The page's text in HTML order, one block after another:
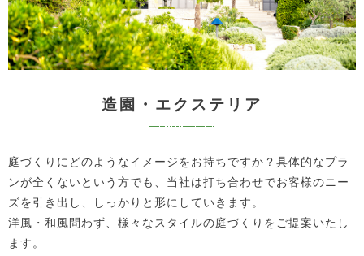
造園・エクステリア
庭づくりにどのようなイメージをお持ちですか？具体的なプラ
ンが全くないという方でも、当社は打ち合わせでお客様のニー
ズを引き出し、しっかりと形にしていきます。
洋風・和風問わず、様々なスタイルの庭づくりをご提案いたし
ます。